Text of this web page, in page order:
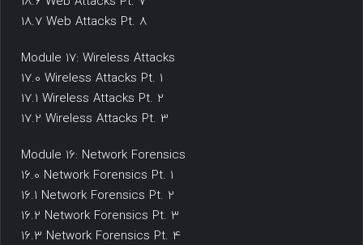
18.7 Web Attacks Pt. 8
Module 17: Wireless Attacks
17.0 Wireless Attacks Pt. 1
17.1 Wireless Attacks Pt. 2
17.2 Wireless Attacks Pt. 3
Module 16: Network Forensics
16.0 Network Forensics Pt. 1
16.1 Network Forensics Pt. 2
16.2 Network Forensics Pt. 3
16.3 Network Forensics Pt. 4